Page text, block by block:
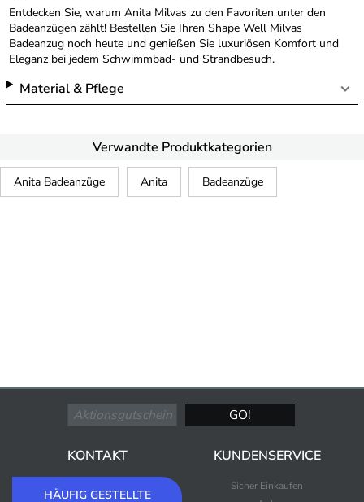
Entdecken Sie, warum Anita Milvas zu den Favoriten unter den
Badeanzügen zählt! Bestellen Sie Ihren Shape Well Milvas
Badeanzug noch heute und genießen Sie luxuriösen Komfort und
Eleganz bei jedem Schwimmbad- und Strandbesuch.
Material & Pflege
Verwandte Produktkategorien
Anita Badeanzüge Anita Badeanzüge
KONTAKT
HÄUFIG GESTELLTE
KUNDENSERVICE
Sicher Einkaufen